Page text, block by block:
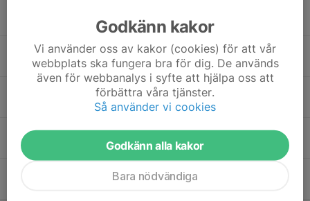
Tor
Godkänn kakor
Vi använder oss av kakor (cookies) för att vår
webbplats ska fungera bra för dig. De används
även för webbanalys i syfte att hjälpa oss att
förbättra våra tjänster.
Så använder vi cookies
Godkänn alla kakor
Bara nödvändiga